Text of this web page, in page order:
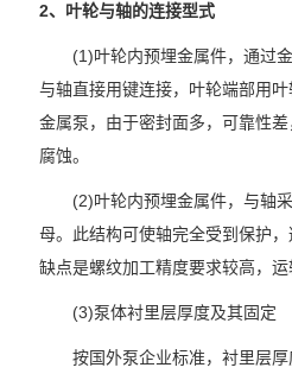
2、叶轮与轴的连接型式
(1)叶轮内预埋金属件，通过金
与轴直接用键连接，叶轮端部用
金属泵，由于密封面多，可靠性
腐蚀。
(2)叶轮内预埋金属件，与轴采
母。此结构可使轴完全受到保护，
缺点是螺纹加工精度要求较高，运
(3)泵体衬里层厚度及其固定
按国外泵企业标准，衬里层厚